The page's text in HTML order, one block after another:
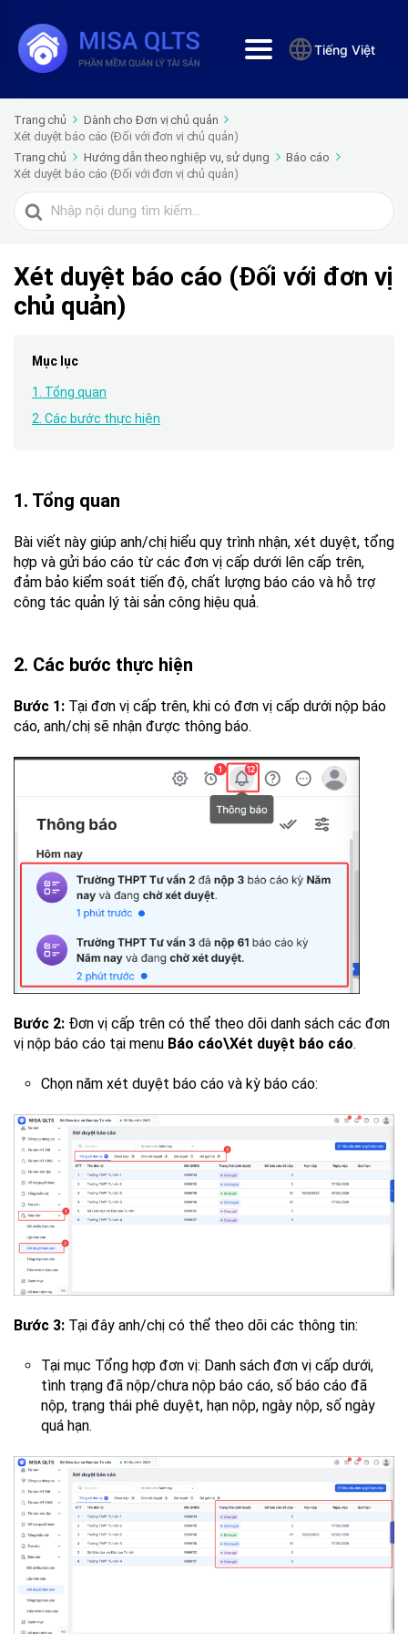
Tiếng Việt
Trang chủ
Dành cho Đơn vị chủ quản
Xét duyệt báo cáo (Đối với đơn vị chủ quản)
Trang chủ
Hướng dẫn theo nghiệp vụ, sử dụng
Báo cáo
Xét duyệt báo cáo (Đối với đơn vị chủ quản)
Tìm
kiếm
Xét duyệt báo cáo (Đối với đơn vị
chủ quản)
Mục lục
1. Tổng quan
2. Các bước thực hiện
1. Tổng quan
Bài viết này giúp anh/chị hiểu quy trình nhận, xét duyệt, tổng
hợp và gửi báo cáo từ các đơn vị cấp dưới lên cấp trên,
đảm bảo kiểm soát tiến độ, chất lượng báo cáo và hỗ trợ
công tác quản lý tài sản công hiệu quả.
2. Các bước thực hiện
Bước 1: Tại đơn vị cấp trên, khi có đơn vị cấp dưới nộp báo
cáo, anh/chị sẽ nhận được thông báo.
Bước 2: Đơn vị cấp trên có thể theo dõi danh sách các đơn
vị nộp báo cáo tại menu Báo cáo\Xét duyệt báo cáo.
Chọn năm xét duyệt báo cáo và kỳ báo cáo:
Bước 3: Tại đây anh/chị có thể theo dõi các thông tin:
Tại mục Tổng hợp đơn vị: Danh sách đơn vị cấp dưới,
tình trạng đã nộp/chưa nộp báo cáo, số báo cáo đã
nộp, trạng thái phê duyệt, hạn nộp, ngày nộp, số ngày
quá hạn.